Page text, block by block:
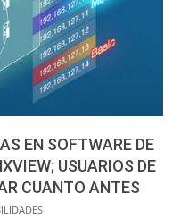
EN SOFTWARE DE
USUARIOS DE
CUANTO ANTES